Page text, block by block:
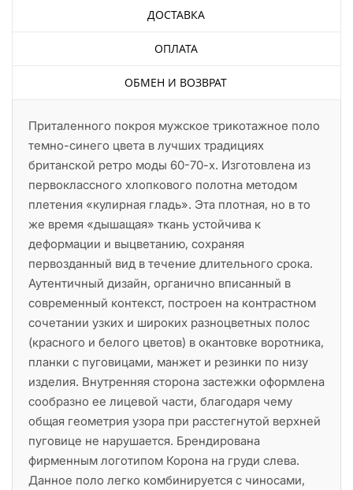
ДОСТАВКА
ОПЛАТА
ОБМЕН И ВОЗВРАТ
Приталенного покроя мужское трикотажное поло
темно-синего цвета в лучших традициях
британской ретро моды 60-70-х. Изготовлена из
первоклассного хлопкового полотна методом
плетения «кулирная гладь». Эта плотная, но в то
же время «дышащая» ткань устойчива к
деформации и выцветанию, сохраняя
первозданный вид в течение длительного срока.
Аутентичный дизайн, органично вписанный в
современный контекст, построен на контрастном
сочетании узких и широких разноцветных полос
(красного и белого цветов) в окантовке воротника,
планки с пуговицами, манжет и резинки по низу
изделия. Внутренняя сторона застежки оформлена
сообразно ее лицевой части, благодаря чему
общая геометрия узора при расстегнутой верхней
пуговице не нарушается. Брендирована
фирменным логотипом Корона на груди слева.
Данное поло легко комбинируется с чиносами,